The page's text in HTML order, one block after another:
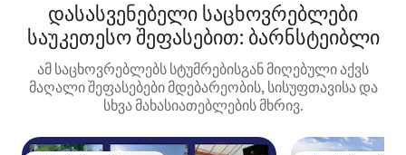
დასასვენებელი საცხოვრებლები
საუკეთესო შეფასებით: ბარნსტეიბლი
ამ საცხოვრებლებს სტუმრებისგან მიღებული აქვს
მაღალი შეფასებები მდებარეობის, სისუფთავისა და
სხვა მახასიათებლების მხრივ.